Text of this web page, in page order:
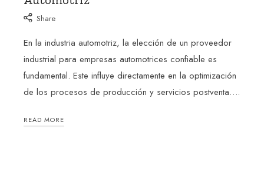
Share
En la industria automotriz, la elección de un proveedor
industrial para empresas automotrices confiable es
fundamental. Este influye directamente en la optimización
de los procesos de producción y servicios postventa….
READ MORE